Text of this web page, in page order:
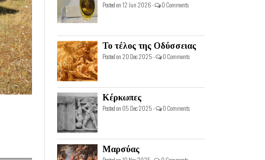
Posted on 12 Jun 2026 - 0 Comments
Το τέλος της Οδύσσειας
Posted on 20 Dec 2025 - 0 Comments
Κέρκωπες
Posted on 05 Dec 2025 - 0 Comments
Μαρσύας